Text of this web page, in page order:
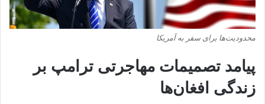
محدودیت‌ها برای سفر به آمریکا
پیامد تصمیمات مهاجرتی ترامپ بر
زندگی افغان‌ها